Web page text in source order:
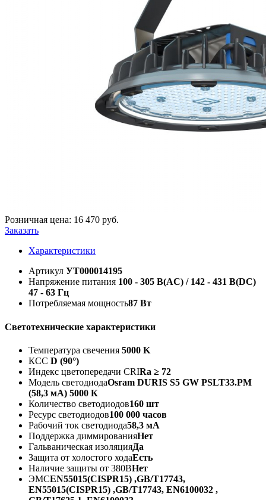
Розничная цена: 16 470 руб.
Заказать
Характеристики
Артикул УТ000014195
Напряжение питания 100 - 305 В(AC) / 142 - 431 В(DC)
47 - 63 Гц
Потребляемая мощность87 Вт
Светотехнические характеристики
Температура свечения 5000 K
КСС D (90°)
Индекс цветопередачи CRIRa ≥ 72
Модель светодиодаOsram DURIS S5 GW PSLT33.PM
(58,3 мА) 5000 К
Количество светодиодов160 шт
Ресурс светодиодов100 000 часов
Рабочий ток светодиода58,3 мА
Поддержка диммированияНет
Гальваническая изоляцияДа
Защита от холостого ходаЕсть
Наличие защиты от 380ВНет
ЭМСEN55015(CISPR15) ,GB/T17743,
EN55015(CISPR15) ,GB/T17743, EN6100032 ,